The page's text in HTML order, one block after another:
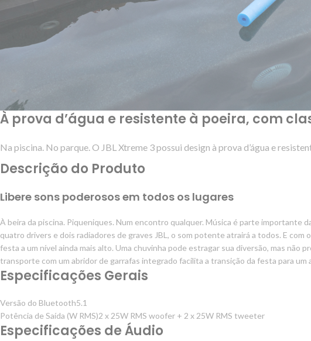
À prova d’água e resistente à poeira, com
Na piscina. No parque. O JBL Xtreme 3 possui design à prova d’água e
Descrição do Produto
Libere sons poderosos em todos os lugares
À beira da piscina. Piqueniques. Num encontro qualquer. Música é parte
quatro drivers e dois radiadores de graves JBL, o som potente atrairá a todos. E
festa a um nível ainda mais alto. Uma chuvinha pode estragar sua diversão, mas não
transporte com um abridor de garrafas integrado facilita a transição da festa para
Especificações Gerais
Versão do Bluetooth5.1
Potência de Saída (W RMS)2 x 25W RMS woofer + 2 x 25W RMS tweeter
Especificações de Áudio